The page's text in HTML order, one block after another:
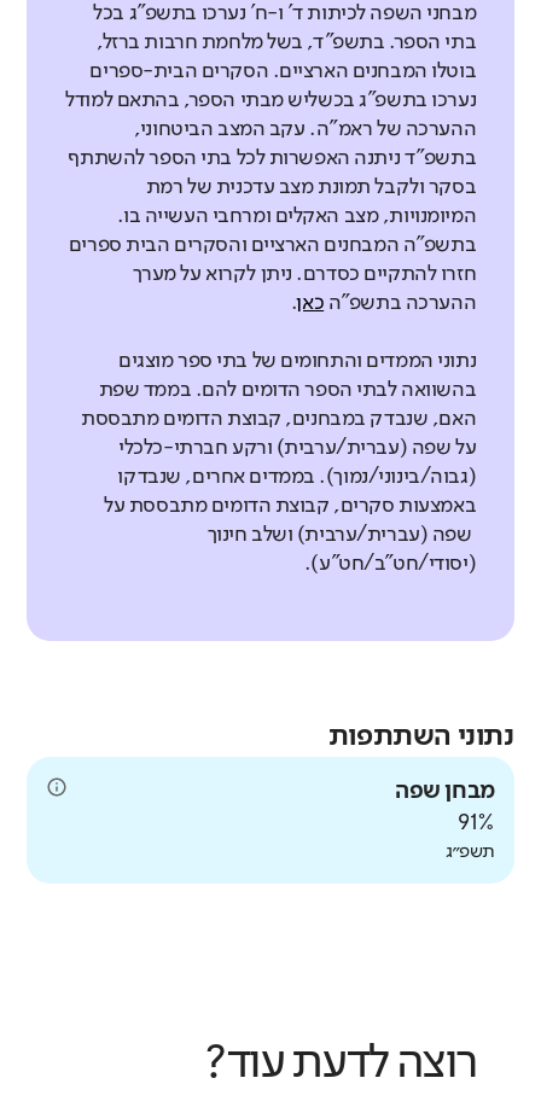
מבחני השפה לכיתות ד' ו-ח' נערכו בתשפ"ג בכל
בתי הספר. בתשפ"ד, בשל מלחמת חרבות ברזל,
בוטלו המבחנים הארציים. הסקרים הבית-ספרים
נערכו בתשפ"ג בכשליש מבתי הספר, בהתאם למודל
ההערכה של ראמ"ה. עקב המצב הביטחוני,
בתשפ"ד ניתנה האפשרות לכל בתי הספר להשתתף
בסקר ולקבל תמונת מצב עדכנית של רמת
המיומנויות, מצב האקלים ומרחבי העשייה בו.
בתשפ"ה המבחנים הארציים והסקרים הבית ספרים
חזרו להתקיים כסדרם. ניתן לקרוא על מערך
ההערכה בתשפ"ה כאן.
נתוני הממדים והתחומים של בתי ספר מוצגים
בהשוואה לבתי הספר הדומים להם. בממד שפת
האם, שנבדק במבחנים, קבוצת הדומים מתבססת
על שפה (עברית/ערבית) ורקע חברתי-כלכלי
(גבוה/בינוני/נמוך). בממדים אחרים, שנבדקו
באמצעות סקרים, קבוצת הדומים מתבססת על
שפה (עברית/ערבית) ושלב חינוך
(יסודי/חט"ב/חט"ע).
נתוני השתתפות
מבחן שפה
91%
תשפ״ג
רוצה לדעת עוד?